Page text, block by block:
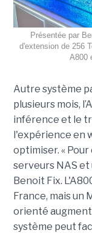
Présentée par
d'extension de 256
A800
Autre système
plusieurs mois, l’A
inférence et le
l'expérience en
optimiser. « Pour
serveurs NAS et
Benoit Fix.
France, mais un
orienté
système peut